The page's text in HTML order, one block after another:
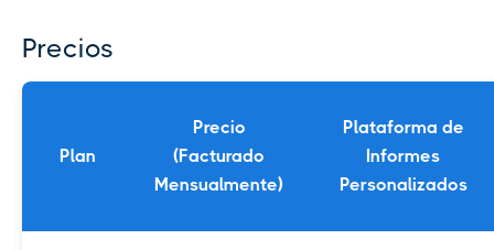
Precios
Plan
Precio
(Facturado
Mensualmente)
Plataforma de
Informes
Personalizados